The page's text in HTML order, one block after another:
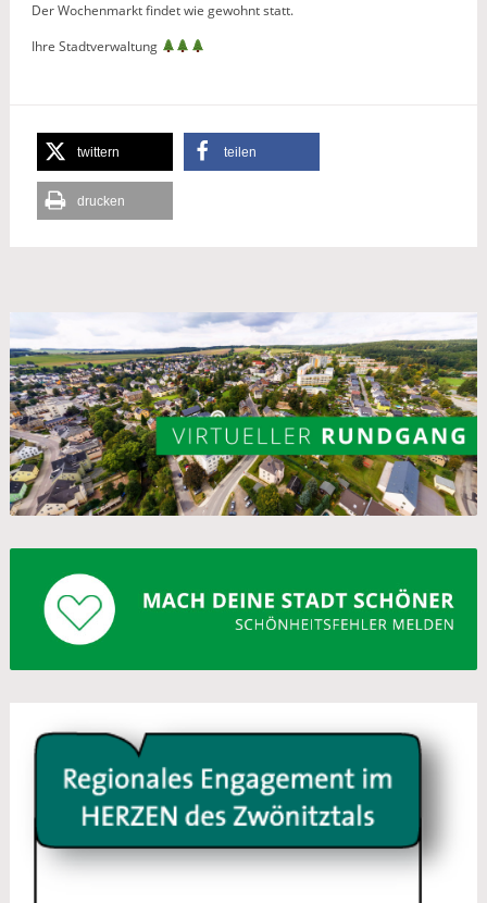
Der Wochenmarkt findet wie gewohnt statt.
Ihre Stadtverwaltung
twittern teilen
drucken